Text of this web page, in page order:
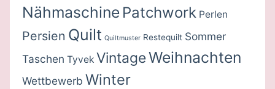
Nähmaschine Patchwork Perlen
Persien Quilt Quiltmuster Restequilt Sommer
Taschen Tyvek VintageWeihnachten
Wettbewerb Winter